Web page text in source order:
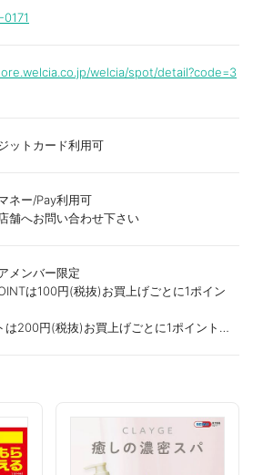
welcia/spot/detail?code=3
ットカード利用可
ネー/Pay利用可
舗へお問い合わせ下さい
メンバー限定
は100円(税抜)お買上げごとに1ポイン
は200円(税抜)お買上げごとに1ポイント進